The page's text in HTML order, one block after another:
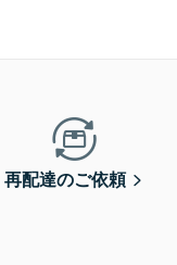
再配達のご依頼